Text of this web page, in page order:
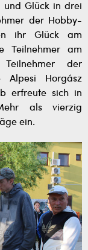
und Glück in drei
der Hobby-
ihr Glück am
Teilnehmer am
der
Alpesi Horgász
erfreute sich in
als vierzig
ein.